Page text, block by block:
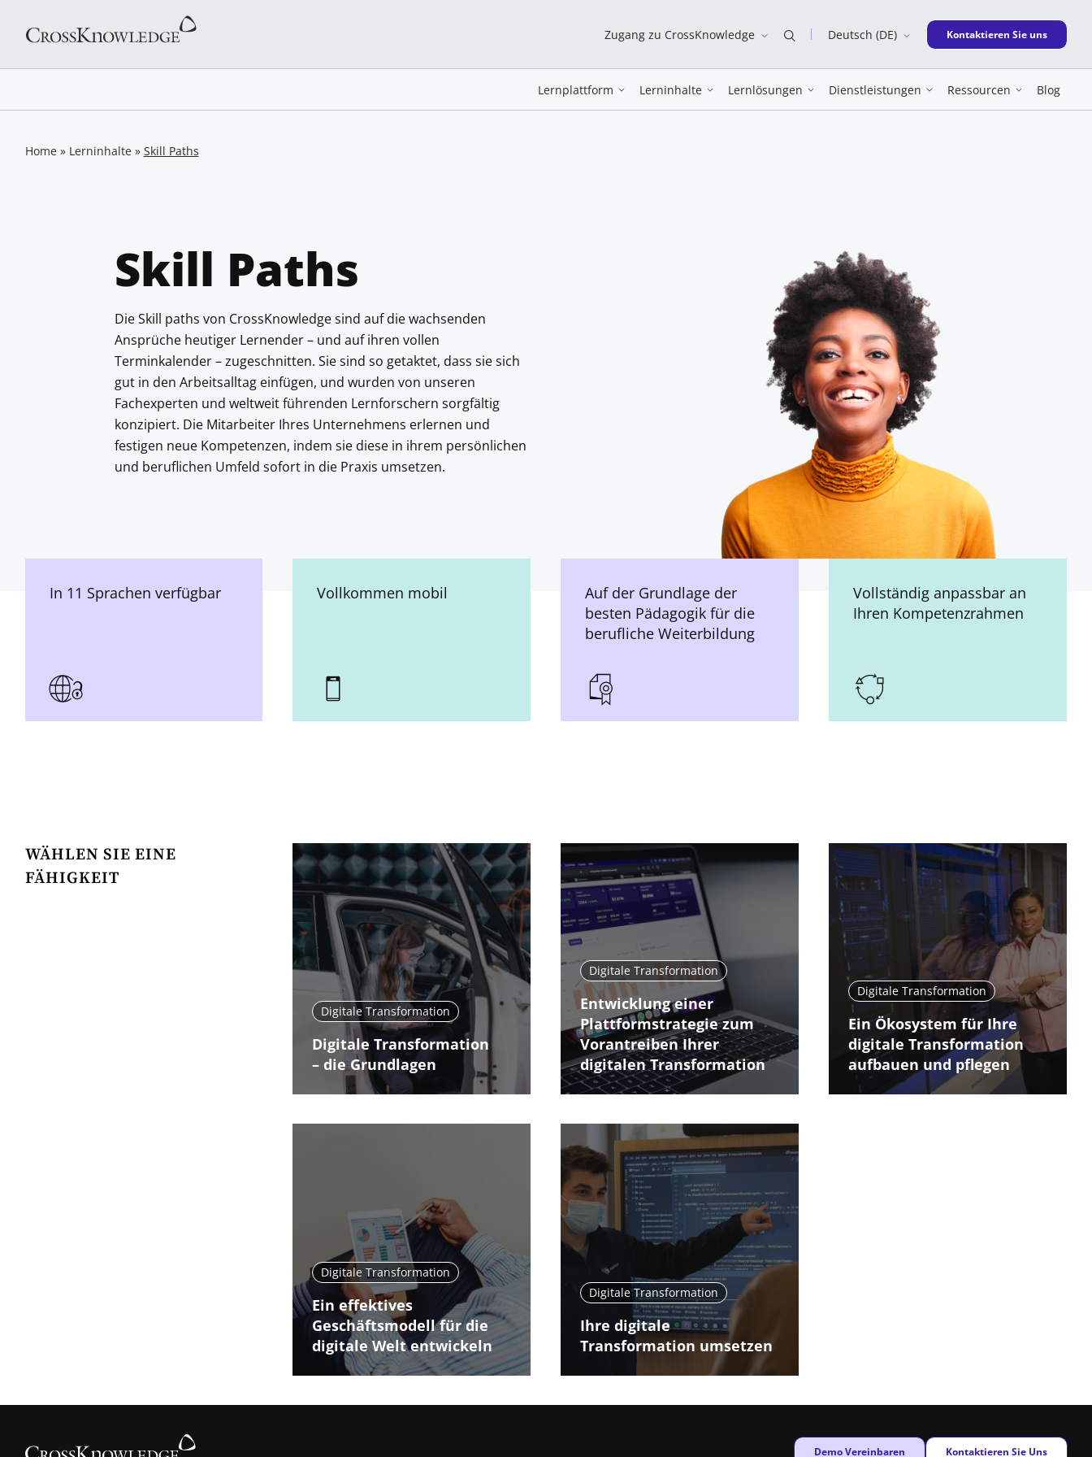
Zugang zu CrossKnowledge Deutsch (DE) New window
Kontaktieren Sie uns
Lernplattform Lerninhalte Lernlösungen Dienstleistungen Ressourcen Blog
Home» Lerninhalte» Skill Paths
Skill Paths
Die Skill paths von CrossKnowledge sind auf die wachsenden
Ansprüche heutiger Lernender – und auf ihren vollen
Terminkalender – zugeschnitten. Sie sind so getaktet, dass sie sich
gut in den Arbeitsalltag einfügen, und wurden von unseren
Fachexperten und weltweit führenden Lernforschern sorgfältig
konzipiert. Die Mitarbeiter Ihres Unternehmens erlernen und
festigen neue Kompetenzen, indem sie diese in ihrem persönlichen
und beruflichen Umfeld sofort in die Praxis umsetzen.
In 11 Sprachen verfügbar Vollkommen mobil
Auf der Grundlage der
besten Pädagogik für die
berufliche Weiterbildung
Vollständig anpassbar an
Ihren Kompetenzrahmen
WÄHLEN SIE EINE
FÄHIGKEIT
Digitale Transformation
Digitale Transformation
– die Grundlagen
Digitale Transformation
Entwicklung einer
Plattformstrategie zum
Vorantreiben Ihrer
digitalen Transformation
Digitale Transformation
Ein Ökosystem für Ihre
digitale Transformation
aufbauen und pflegen
Digitale Transformation
Ein effektives
Geschäftsmodell für die
digitale Welt entwickeln
Digitale Transformation
Ihre digitale
Transformation umsetzen
New window
Demo Vereinbaren New window
Kontaktieren Sie Uns